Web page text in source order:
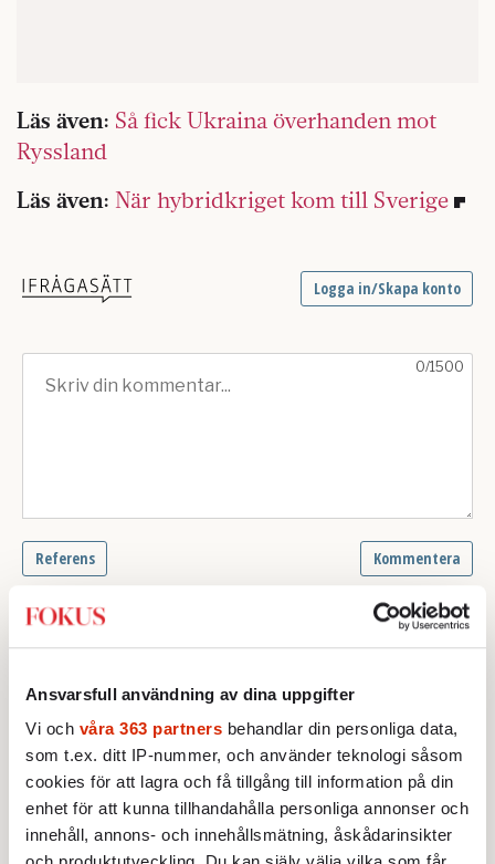
Ansvarsfull användning av dina uppgifter
Vi och våra 363 partners behandlar din personliga data,
som t.ex. ditt IP-nummer, och använder teknologi såsom
cookies för att lagra och få tillgång till information på din
enhet för att kunna tillhandahålla personliga annonser och
innehåll, annons- och innehållsmätning, åskådarinsikter
Läs även: Så fick Ukraina överhanden mot
Ryssland
Läs även: När hybridkriget kom till Sverige
Text:Redaktionen